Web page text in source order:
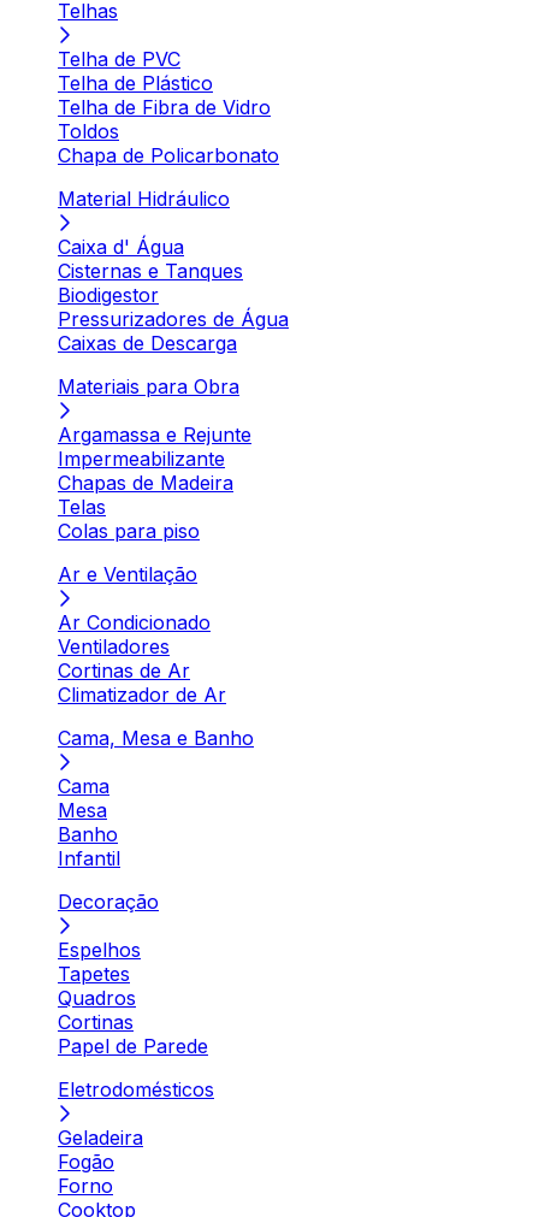
Telhas
Telha de PVC
Telha de Plástico
Telha de Fibra de Vidro
Toldos
Chapa de Policarbonato
Material Hidráulico
Caixa d' Água
Cisternas e Tanques
Biodigestor
Pressurizadores de Água
Caixas de Descarga
Materiais para Obra
Argamassa e Rejunte
Impermeabilizante
Chapas de Madeira
Telas
Colas para piso
Ar e Ventilação
Ar Condicionado
Ventiladores
Cortinas de Ar
Climatizador de Ar
Cama, Mesa e Banho
Cama
Mesa
Banho
Infantil
Decoração
Espelhos
Tapetes
Quadros
Cortinas
Papel de Parede
Eletrodomésticos
Geladeira
Fogão
Forno
Cooktop